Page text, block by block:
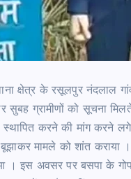
क्षेत्र के रसूलपुर नंदलाल
सुबह ग्रामीणों को सूचना
स्थापित करने की मांग
मामले को शांत कराया
। इस अवसर पर बसपा के